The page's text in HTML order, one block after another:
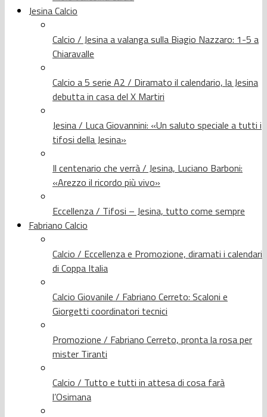
Jesina Calcio
Calcio / Jesina a valanga sulla Biagio Nazzaro: 1-5 a
Chiaravalle
Calcio a 5 serie A2 / Diramato il calendario, la Jesina
debutta in casa del X Martiri
Jesina / Luca Giovannini: «Un saluto speciale a tutti i
tifosi della Jesina»
Il centenario che verrà / Jesina, Luciano Barboni:
«Arezzo il ricordo più vivo»
Eccellenza / Tifosi – Jesina, tutto come sempre
Fabriano Calcio
Calcio / Eccellenza e Promozione, diramati i calendari
di Coppa Italia
Calcio Giovanile / Fabriano Cerreto: Scaloni e
Giorgetti coordinatori tecnici
Promozione / Fabriano Cerreto, pronta la rosa per
mister Tiranti
Calcio / Tutto e tutti in attesa di cosa farà
l’Osimana